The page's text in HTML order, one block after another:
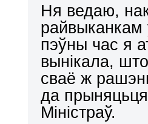
Ня ведаю,
райвыканкам
пэўны час я
вынікала,
сваё ж
да
Міністраў.